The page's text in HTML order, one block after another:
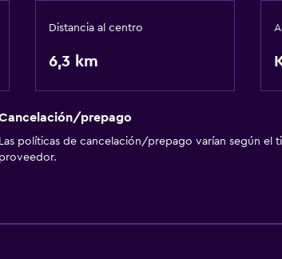
Distancia al centro
6,3 km
prepago
Las políticas de cancelación/prepago varían según el
proveedor.